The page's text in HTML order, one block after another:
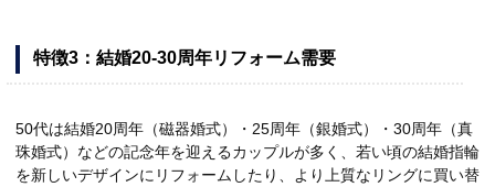
特徴3：結婚20-30周年リフォーム需要
50代は結婚20周年（磁器婚式）・25周年（銀婚式）・30周年（真
珠婚式）などの記念年を迎えるカップルが多く、若い頃の結婚指輪
を新しいデザインにリフォームしたり、より上質なリングに買い替